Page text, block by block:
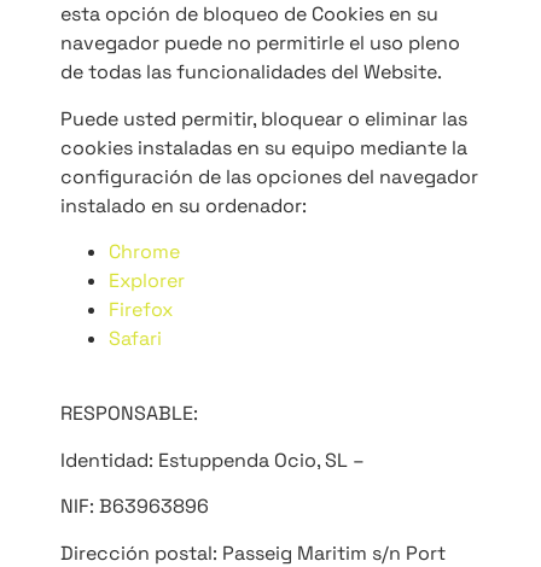
esta opción de bloqueo de Cookies en su
navegador puede no permitirle el uso pleno
de todas las funcionalidades del Website.
Puede usted permitir, bloquear o eliminar las
cookies instaladas en su equipo mediante la
configuración de las opciones del navegador
instalado en su ordenador:
Chrome
Explorer
Firefox
Safari
RESPONSABLE:
Identidad: Estuppenda Ocio, SL –
NIF: B63963896
Dirección postal: Passeig Maritim s/n Port